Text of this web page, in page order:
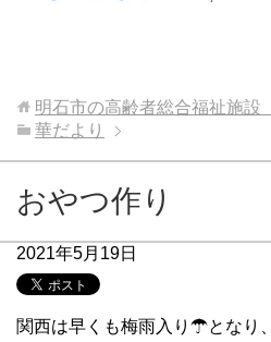
明石市の高齢者総合福祉施
華だより
おやつ作り
2021年5月19日
関西は早くも梅雨入り☂となり